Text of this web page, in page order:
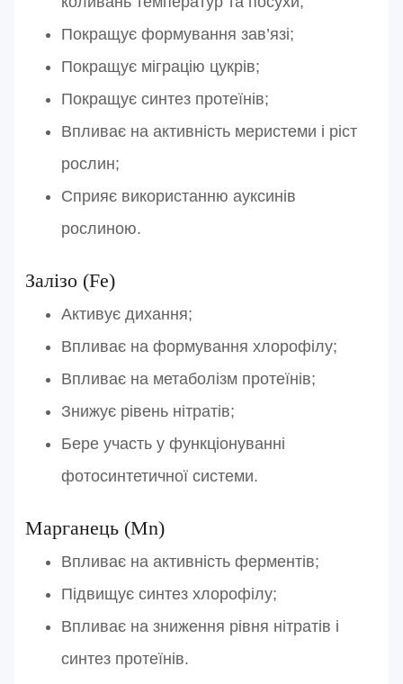
Покращує формування зав’язі;
Покращує міграцію цукрів;
Покращує синтез протеїнів;
Впливає на активність меристеми і ріст
рослин;
Сприяє використанню ауксинів
рослиною.
Залізо (Fe)
Активує дихання;
Впливає на формування хлорофілу;
Впливає на метаболізм протеїнів;
Знижує рівень нітратів;
Бере участь у функціонуванні
фотосинтетичної системи.
Марганець (Mn)
Впливає на активність ферментів;
Підвищує синтез хлорофілу;
Впливає на зниження рівня нітратів і
синтез протеїнів.
Ваші враження*
E-mail*
Пароль*